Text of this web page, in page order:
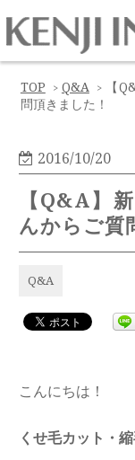
TOP > Q&A >
【
問頂きました！
2016/10/20
【Q&A】
んからご質
Q&A
こんにちは！
くせ毛カット・